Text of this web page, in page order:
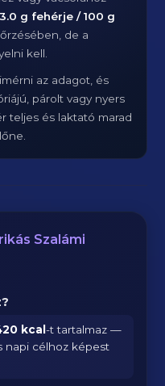
g fehérje / 100 g
de a
kell.
az adagot, és
párolt vagy nyers
teljes és laktató marad
Szalámi
kcal-t tartalmaz —
napi célhoz képest